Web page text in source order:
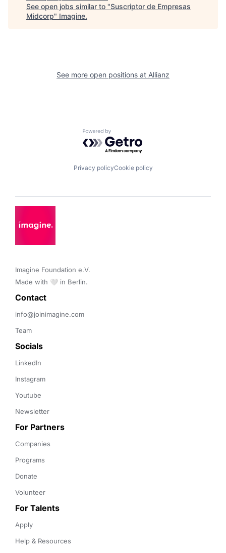
See open jobs similar to "Suscriptor de Empresas
Midcorp" Imagine.
See more open positions at Allianz
Powered by Getro.com
Privacy policyCookie policy
Imagine Foundation e.V.
Made with 🤍 in Berlin.
Contact
info@joinimagine.com
Team
Socials
LinkedIn
Instagram
Youtube
Newsletter
For Partners
Companies
Programs
Donate
Volunteer
For Talents
Apply
Help & Resources